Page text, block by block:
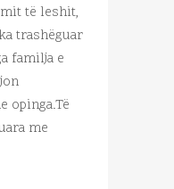
të leshit,
trashëguar
familja e
opinga.Të
me